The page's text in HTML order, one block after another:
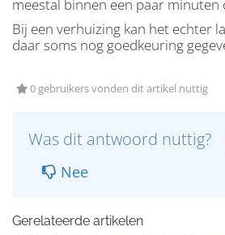
meestal binnen een paar minuten
Bij een verhuizing kan het echter
daar soms nog goedkeuring
0 gebruikers vonden dit artikel nuttig
Was dit antwoord nuttig?
Nee
Gerelateerde artikelen